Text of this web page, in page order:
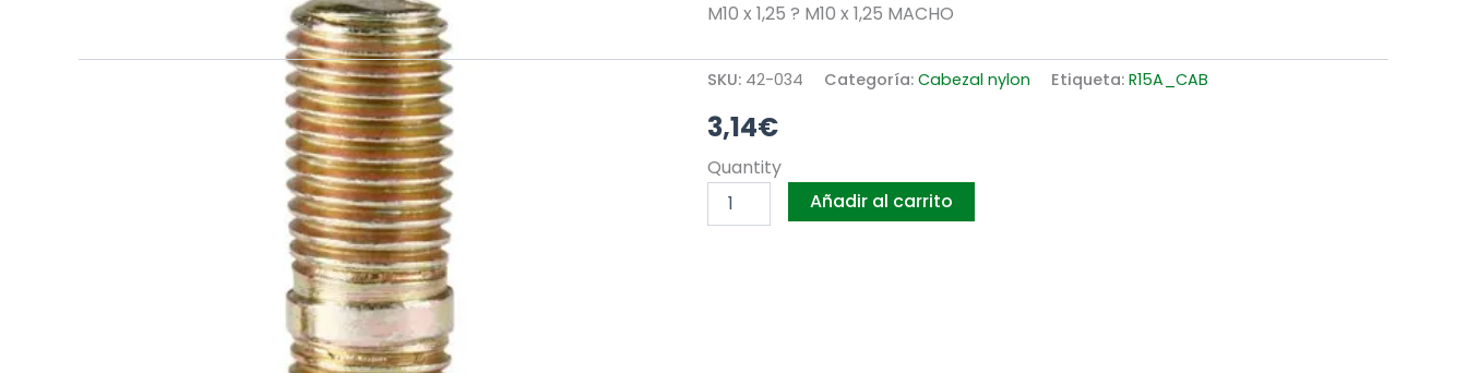
M10 x 1,25 ? M10 x 1,25 MACHO
SKU: 42-034 Categoría: Cabezal nylon Etiqueta: R15A_CAB
3,14€
Quantity
ADAPTADOR
M10
1,25
Añadir al carrito